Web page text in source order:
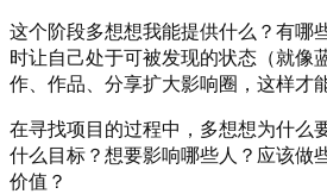
这个阶段多想想我能提供什么？有哪
时让自己处于可被发现的状态（就像
作、作品、分享扩大影响圈，这样才
在寻找项目的过程中，多想想为什么
什么目标？想要影响哪些人？应该做
价值？